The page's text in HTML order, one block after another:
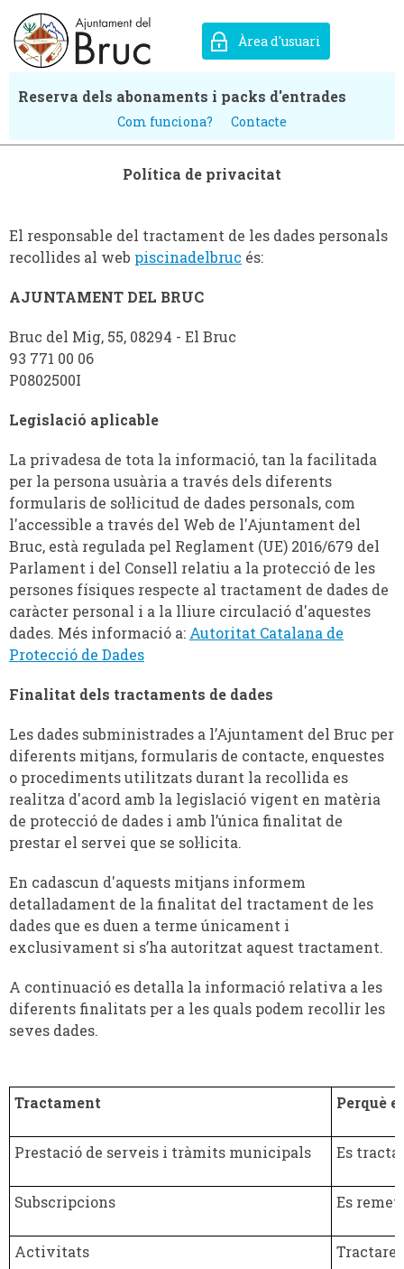
Àrea d'usuari
Reserva dels abonaments i packs d'entrades
Com funciona? Contacte
Política de privacitat
El responsable del tractament de les dades personals
recollides al web piscinadelbruc és:
AJUNTAMENT DEL BRUC
Bruc del Mig, 55, 08294 - El Bruc
93 771 00 06
P0802500I
Legislació aplicable
La privadesa de tota la informació, tan la facilitada
per la persona usuària a través dels diferents
formularis de sol·licitud de dades personals, com
l'accessible a través del Web de l'Ajuntament del
Bruc, està regulada pel Reglament (UE) 2016/679 del
Parlament i del Consell relatiu a la protecció de les
persones físiques respecte al tractament de dades de
caràcter personal i a la lliure circulació d'aquestes
dades. Més informació a: Autoritat Catalana de
Protecció de Dades
Finalitat dels tractaments de dades
Les dades subministrades a l’Ajuntament del Bruc per
diferents mitjans, formularis de contacte, enquestes
o procediments utilitzats durant la recollida es
realitza d'acord amb la legislació vigent en matèria
de protecció de dades i amb l’única finalitat de
prestar el servei que se sol·licita.
En cadascun d'aquests mitjans informem
detalladament de la finalitat del tractament de les
dades que es duen a terme únicament i
exclusivament si s’ha autoritzat aquest tractament.
A continuació es detalla la informació relativa a les
diferents finalitats per a les quals podem recollir les
seves dades.
Tractament Perquè
Prestació de serveis i tràmits municipals Es
Subscripcions Es
Activitats